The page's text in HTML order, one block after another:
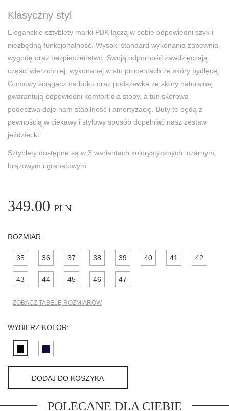
Klasyczny styl
Eleganckie sztyblety marki PBK łączą w sobie odpowiedni szyk i
niezbędną funkcjonalność. Wysoki standard wykonania zapewnia
wygodę oraz bezpieczeństwo. Swoją odporność zawdzięczają
części wierzchniej, wykonanej w stu procentach ze skóry bydlęcej.
Gumowy ściągacz na boku oraz podszewka ze skóry naturalnej
gwarantują odpowiedni komfort dla stopy, a tuniskórowa
podeszwa daje nam stabilność i amortyzację. Buty te będą z
pewnością w ciekawy i stylowy sposób dopełniać nasz zestaw
jeździecki.
Sztyblety dostępne są w 3 wariantach kolorystycznych: czarnym,
brązowym i granatowym
349.00 PLN
ROZMIAR:
35 36 37 38 39 40 41 42
43 44 45 46 47
ZOBACZ TABELĘ ROZMIARÓW
WYBIERZ KOLOR:
DODAJ DO KOSZYKA
POLECANE DLA CIEBIE